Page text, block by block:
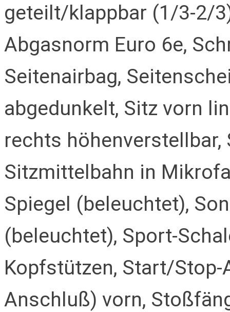
geteilt/klappbar (1/3-2/
Abgasnorm Euro 6e,
Seitenairbag,
abgedunkelt, Sitz vorn
rechts
Sitzmittelbahn in
Spiegel (beleuchtet),
(beleuchtet), Sport-
Kopfstützen, Start/Stop-
Anschluß) vorn,